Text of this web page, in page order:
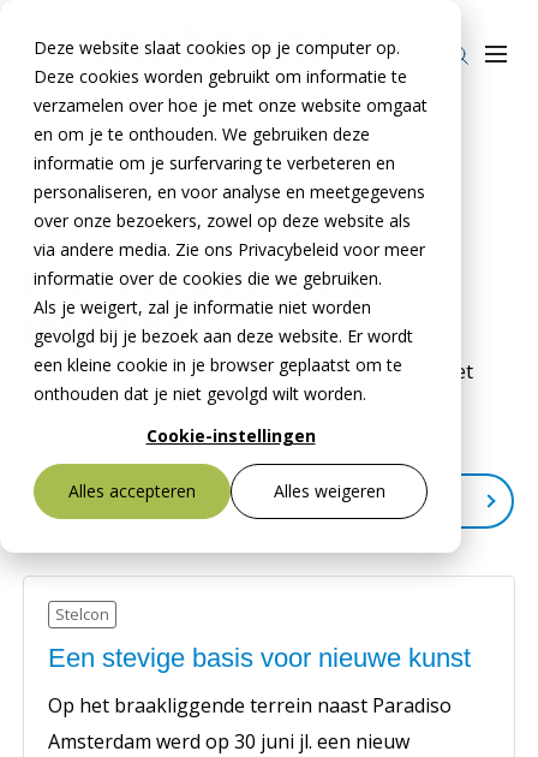
Deze website slaat cookies op je computer op.
Deze cookies worden gebruikt om informatie te
verzamelen over hoe je met onze website omgaat
en om je te onthouden. We gebruiken deze
informatie om je surfervaring te verbeteren en
personaliseren, en voor analyse en meetgegevens
over onze bezoekers, zowel op deze website als
via andere media. Zie ons Privacybeleid voor meer
informatie over de cookies die we gebruiken.
Als je weigert, zal je informatie niet worden
gevolgd bij je bezoek aan deze website. Er wordt
een kleine cookie in je browser geplaatst om te
onthouden dat je niet gevolgd wilt worden.
Cookie-instellingen
Alles accepteren Alles weigeren
Bestekservice Stelcon
Downloads
Producten
Stelcon®
Railcon®
Divicon®
BTE Groep
Onze verhalen
Over ons
Over De Meteoor Beton B.V.
Over Stelcon®
Over Railcon®
Over Divicon®
Medewerkers
Historie
MVO
Veelgestelde vragen
Contact
Contact Stelcon®
Contact Railcon®
Contact Divicon®
Openingstijden
Home »Projecten
Een greep uit onze
projecten
Op deze pagina staan verschillende projecten met
producten van De Meteoor weergegeven.
Filter op categorie
Railcon (5)
Stelcon (19)
Stelcon
Een stevige basis voor nieuwe kunst
Op het braakliggende terrein naast Paradiso
Amsterdam werd op 30 juni jl. een nieuw